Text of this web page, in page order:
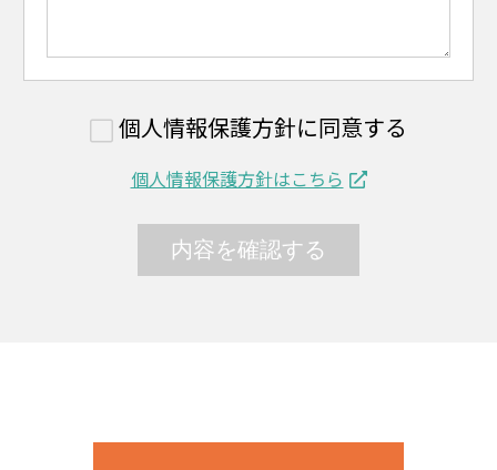
個人情報保護方針に同意する
個人情報保護方針はこちら